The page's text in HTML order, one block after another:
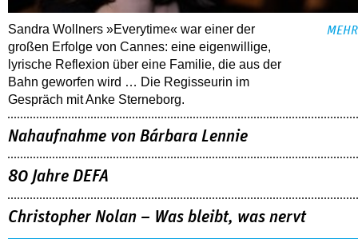
Sandra Wollners »Everytime« war einer der
großen Erfolge von Cannes: eine eigenwillige,
lyrische Reflexion über eine ­Familie, die aus der
Bahn geworfen wird … Die Regisseurin im
Gespräch mit Anke Sterneborg.
MEHR
Nahaufnahme von Bárbara Lennie
80 Jahre DEFA
Christopher Nolan – Was bleibt, was nervt